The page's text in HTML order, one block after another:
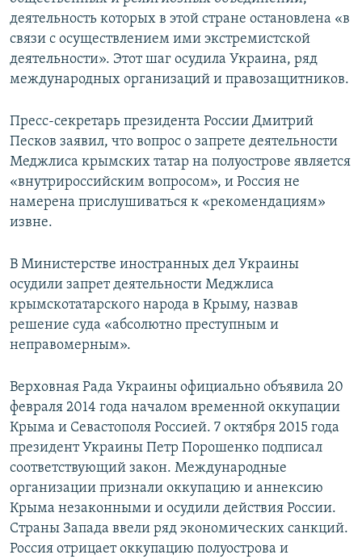
деятельность которых в этой стране остановлена «в
связи с осуществлением ими экстремистской
деятельности». Этот шаг осудила Украина, ряд
международных организаций и правозащитников.
Пресс-секретарь президента России Дмитрий
Песков заявил, что вопрос о запрете деятельности
Меджлиса крымских татар на полуострове является
«внутрироссийским вопросом», и Россия не
намерена прислушиваться к «рекомендациям»
извне.
В Министерстве иностранных дел Украины
осудили запрет деятельности Меджлиса
крымскотатарского народа в Крыму, назвав
решение суда «абсолютно преступным и
неправомерным».
Верховная Рада Украины официально объявила 20
февраля 2014 года началом временной оккупации
Крыма и Севастополя Россией. 7 октября 2015 года
президент Украины Петр Порошенко подписал
соответствующий закон. Международные
организации признали оккупацию и аннексию
Крыма незаконными и осудили действия России.
Страны Запада ввели ряд экономических санкций.
Россия отрицает оккупацию полуострова и